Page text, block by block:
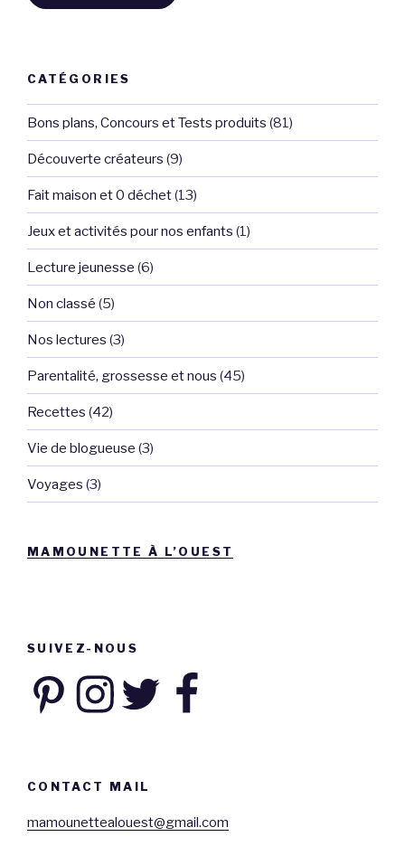
CATÉGORIES
Bons plans, Concours et Tests produits (81)
Découverte créateurs (9)
Fait maison et 0 déchet(13)
Jeux et activités pour nos enfants (1)
Lecture jeunesse (6)
Non classé (5)
Nos lectures (3)
Parentalité, grossesse et nous (45)
Recettes (42)
Vie de blogueuse (3)
Voyages (3)
MAMOUNETTE À L’OUEST
SUIVEZ-NOUS
PinterestInstagramTwitter Facebook
CONTACT MAIL
mamounettealouest@gmail.com